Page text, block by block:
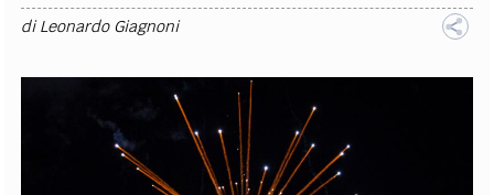
diLeonardo Giagnoni